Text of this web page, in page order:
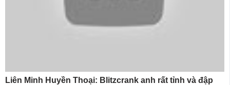
Liên Minh Huyền Thoại: Blitzcrank anh rất tỉnh và đập